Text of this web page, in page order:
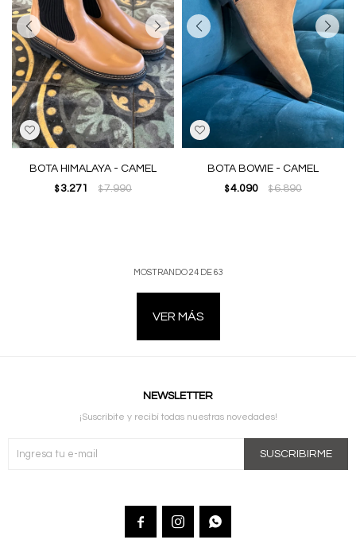
BOTA HIMALAYA - CAMEL
$ 3.271 $7.990
BOTA BOWIE - CAMEL
$ 4.090 $6.890
MOSTRANDO24DE63
VER MÁS
NEWSLETTER
¡Suscribite y recibí todas nuestras novedades!
SUSCRIBIRME
  